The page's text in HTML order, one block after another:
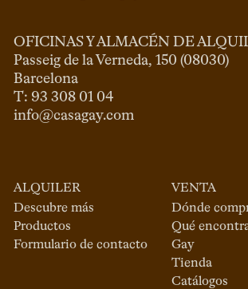
OFICINAS Y ALMACÉN DE
Passeig de la Verneda, 150 (08030)
Barcelona
info@casagay.com
ALQUILER
Descubre más
Productos
Formulario de contacto
VENTA
Dónde
Qué
Gay
Tienda
Catálogos